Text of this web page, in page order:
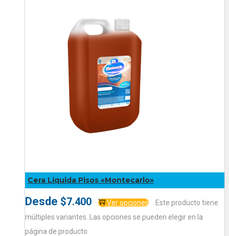
Cera Líquida Pisos «Montecarlo»
Desde $7.400 Ver opciones
Este producto tiene
múltiples variantes. Las opciones se pueden elegir en la
página de producto